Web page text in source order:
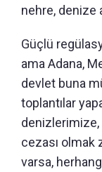
nehre, denize
Güçlü
ama Adana,
devlet buna
toplantılar
cezası olmak
varsa,